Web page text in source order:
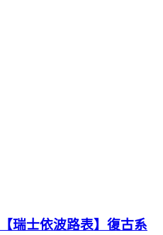
瑞士依波路表】復古系